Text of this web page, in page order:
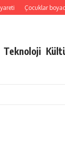
Çocuklar boyadı,
Teknoloji